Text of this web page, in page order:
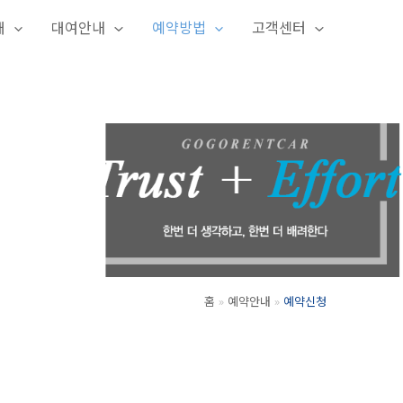
대여안내 예약방법 고객센터
홈 예약안내 예약신청